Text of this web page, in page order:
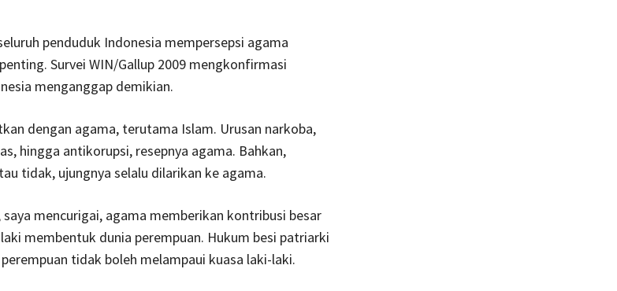
penduduk Indonesia mempersepsi agama
Survei WIN/Gallup 2009 mengkonfirmasi
menganggap demikian.
dengan agama, terutama Islam. Urusan narkoba,
hingga antikorupsi, resepnya agama. Bahkan,
tidak, ujungnya selalu dilarikan ke agama.
mencurigai, agama memberikan kontribusi besar
membentuk dunia perempuan. Hukum besi patriarki
tidak boleh melampaui kuasa laki-laki.